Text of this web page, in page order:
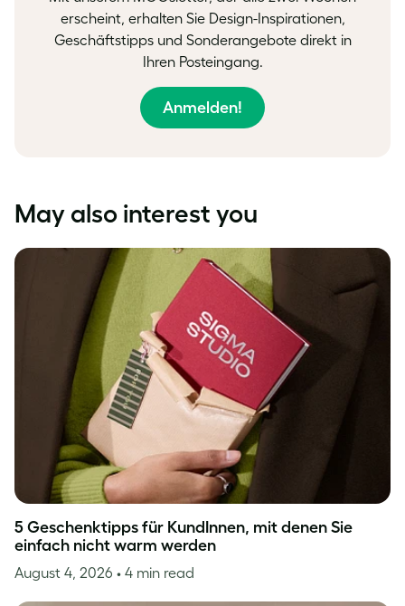
erscheint, erhalten Sie Design-Inspirationen,
Geschäftstipps und Sonderangebote direkt in
Ihren Posteingang.
Anmelden!
May also interest you
5 Geschenktipps für KundInnen, mit denen Sie
einfach nicht warm werden
August 4, 2026 • 4 min read